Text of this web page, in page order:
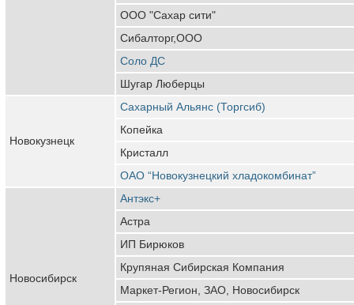
ООО "Сахар сити"
Сибалторг,ООО
Соло ДС
Шугар Люберцы
Новокузнецк
Сахарный Альянс (Торгсиб)
Копейка
Кристалл
ОАО “Новокузнецкий хладокомбинат”
Новосибирск
Антэкс+
Астра
ИП Бирюков
Крупяная Сибирская Компания
Маркет-Регион, ЗАО, Новосибирск